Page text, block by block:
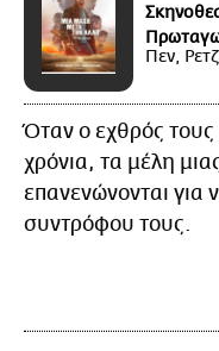
Πεν,
Όταν ο εχθρός τους
χρόνια, τα μέλη
επανενώνονται για
συντρόφου τους.